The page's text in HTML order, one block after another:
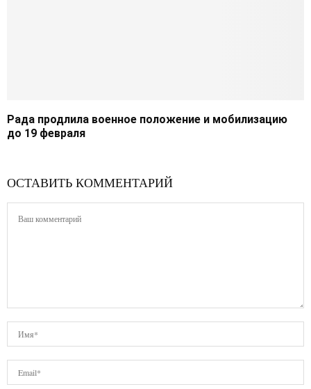
Рада продлила военное положение и мобилизацию
до 19 февраля
ОСТАВИТЬ КОММЕНТАРИЙ